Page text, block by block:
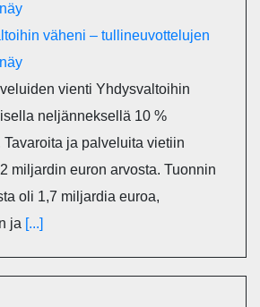
vienti Yhdysvaltoihin
neljänneksellä 10 %
ja palveluita vietiin
miljardin euron arvosta. Tuonnin
oli 1,7 miljardia euroa,
ja [...]